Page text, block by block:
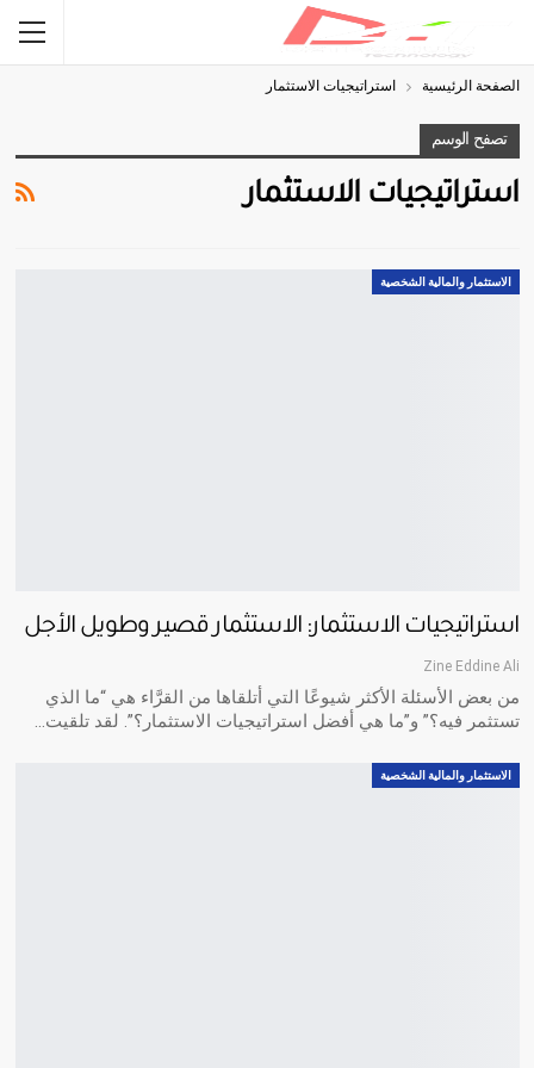
الصفحة الرئيسية استراتيجيات الاستثمار
تصفح الوسم
استراتيجيات الاستثمار
الاستثمار والمالية الشخصية
استراتيجيات الاستثمار: الاستثمار قصير وطويل الأجل
Zine Eddine Ali
من بعض الأسئلة الأكثر شيوعًا التي أتلقاها من القرَّاء هي “ما الذي
تستثمر فيه؟” و”ما هي أفضل استراتيجيات الاستثمار؟”. لقد تلقيت…
الاستثمار والمالية الشخصية